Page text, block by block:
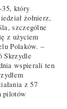
35, który
żołnierz,
szczególne
z użyciem
Polaków. –
Skrzydle
wspierali ten
z 57
pilotów